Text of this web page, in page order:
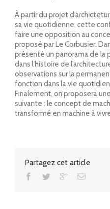
À partir du projet
sa vie quotidienne, cette
faire une opposition au
proposé par Le Corbusier.
présenté un panorama de la
dans l’histoire de
observations sur la
fonction dans la vie
Finalement, on proposera
suivante : le concept de
transformé en machine à
Partagez cet article